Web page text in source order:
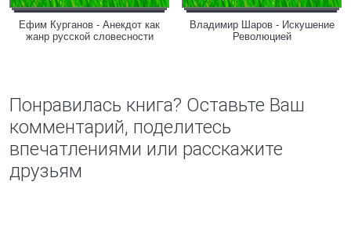
Ефим Курганов - Анекдот как
жанр русской словесности
Владимир Шаров - Искушение
Революцией
Понравилась книга? Оставьте Ваш
комментарий, поделитесь
впечатлениями или расскажите
друзьям